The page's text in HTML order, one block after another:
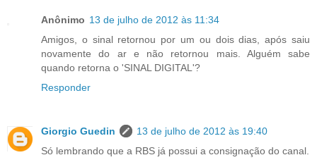
Anônimo 13 de julho de 2012 às 11:34
Amigos, o sinal retornou por um ou dois dias, após saiu
novamente do ar e não retornou mais. Alguém sabe
quando retorna o 'SINAL DIGITAL'?
Responder
Giorgio Guedin
13 de julho de 2012 às 19:40
Só lembrando que a RBS já possui a consignação do canal.